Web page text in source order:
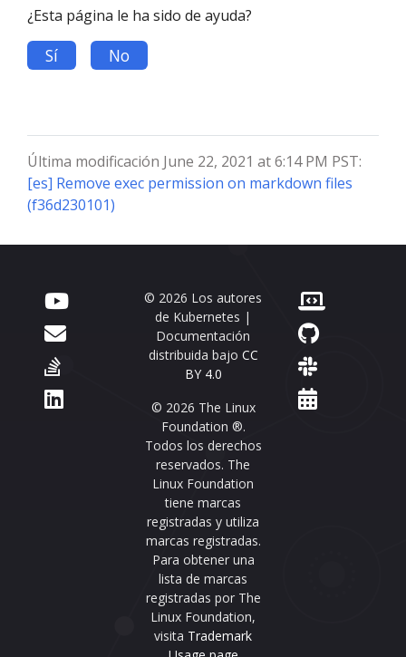
¿Esta página le ha sido de ayuda?
Sí No
Última modificación June 22, 2021 at 6:14 PM PST:
[es] Remove exec permission on markdown files
(f36d230101)
© 2026 Los autores
de Kubernetes |
Documentación
distribuida bajo CC
BY 4.0
© 2026 The Linux
Foundation ®.
Todos los derechos
reservados. The
Linux Foundation
tiene marcas
registradas y utiliza
marcas registradas.
Para obtener una
lista de marcas
registradas por The
Linux Foundation,
visita Trademark